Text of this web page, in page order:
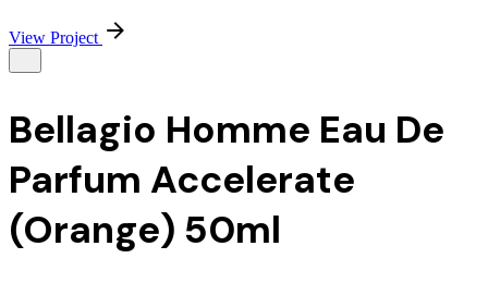
View Project
Bellagio Homme Eau De
Parfum Accelerate
(Orange) 50ml